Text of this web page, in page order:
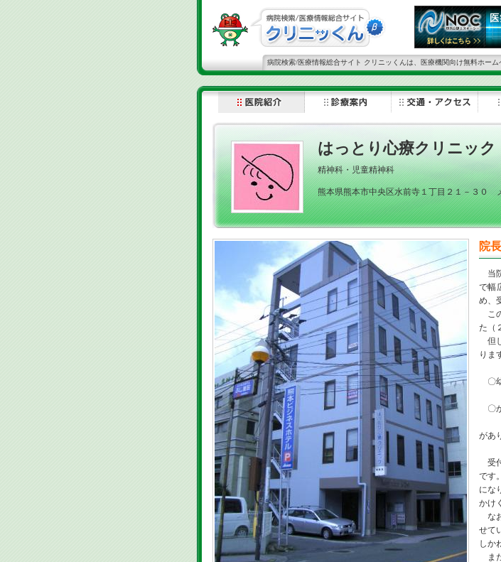
病院検索/医療情報総合サイト クリニッくんは、医療機関向け無料ホーム
はっとり心療クリニック
精神科・児童精神科
熊本県熊本市中央区水前寺１丁目２１－３０
院
当
で幅
め、
こ
た（
但
りま
〇
〇
（
があ
受
です
にな
かけ
な
せて
しか
ま